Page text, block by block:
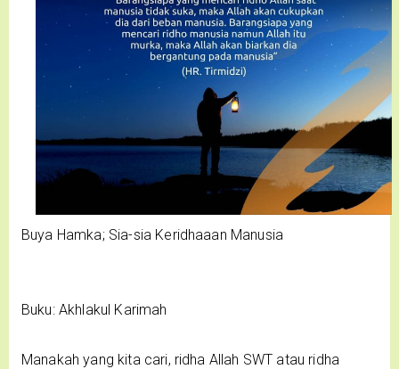
Buya Hamka; Sia-sia Keridhaaan Manusia
Buku: Akhlakul Karimah
Manakah yang kita cari, ridha Allah SWT atau ridha